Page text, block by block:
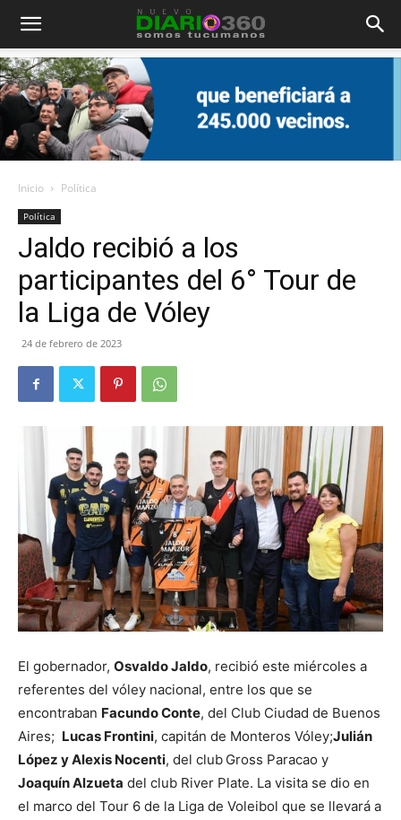
Diario
360
Inicio Política
Política
Jaldo recibió a los
participantes del 6° Tour de
la Liga de Vóley
24 de febrero de 2023
El gobernador, Osvaldo Jaldo, recibió este miércoles a
referentes del vóley nacional, entre los que se
encontraban Facundo Conte, del Club Ciudad de Buenos
Aires; Lucas Frontini, capitán de Monteros Vóley;Julián
López yAlexis Nocenti, del club Gross Paracao y
Joaquín Alzueta del club River Plate. La visita se dio en
el marco del Tour 6 de la Liga de Voleibol que se llevará a